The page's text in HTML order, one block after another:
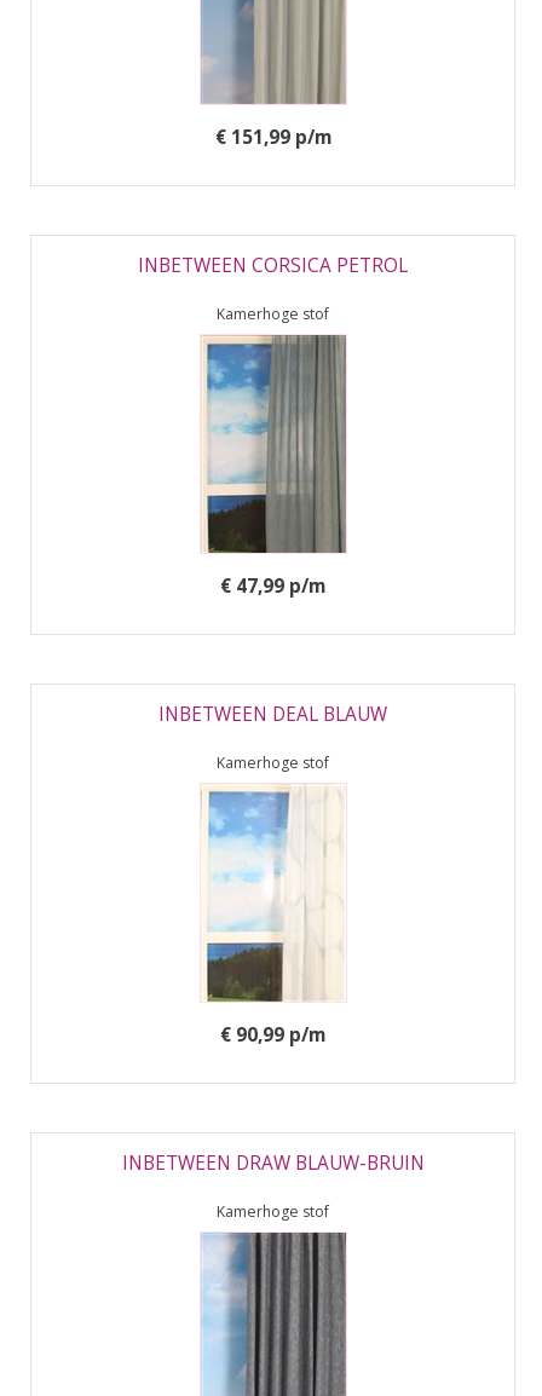
€ 151,99 p/m
INBETWEEN CORSICA PETROL
Kamerhoge stof
€ 47,99 p/m
INBETWEEN DEAL BLAUW
Kamerhoge stof
€ 90,99 p/m
INBETWEEN DRAW BLAUW-BRUIN
Kamerhoge stof